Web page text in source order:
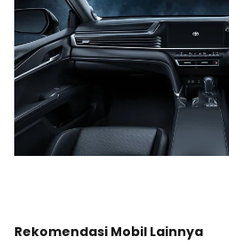
Rekomendasi Mobil Lainnya